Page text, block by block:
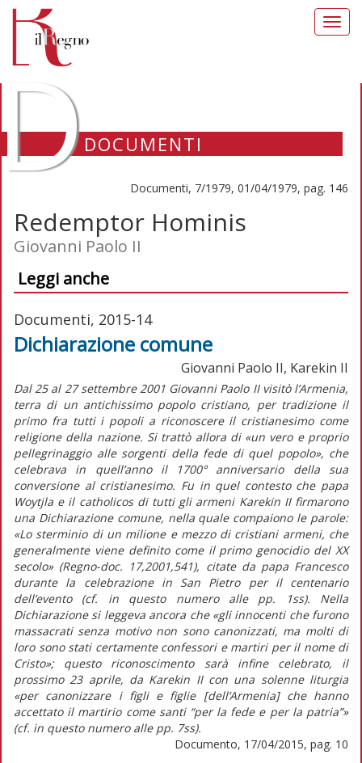
DOCUMENTI
Documenti, 7/1979, 01/04/1979, pag. 146
Redemptor Hominis
Giovanni Paolo II
Leggi anche
Documenti, 2015-14
Dichiarazione comune
Giovanni Paolo II, Karekin II
Dal 25 al 27 settembre 2001 Giovanni Paolo II visitò l’Armenia,
terra di un antichissimo popolo cristiano, per tradizione il
primo fra tutti i popoli a riconoscere il cristianesimo come
religione della nazione. Si trattò allora di «un vero e proprio
pellegrinaggio alle sorgenti della fede di quel popolo», che
celebrava in quell’anno il 1700° anniversario della sua
conversione al cristianesimo. Fu in quel contesto che papa
Woytjla e il catholicos di tutti gli armeni Karekin II firmarono
una Dichiarazione comune, nella quale compaiono le parole:
«Lo sterminio di un milione e mezzo di cristiani armeni, che
generalmente viene definito come il primo genocidio del XX
secolo» (Regno-doc. 17,2001,541), citate da papa Francesco
durante la celebrazione in San Pietro per il centenario
dell’evento (cf. in questo numero alle pp. 1ss). Nella
Dichiarazione si leggeva ancora che «gli innocenti che furono
massacrati senza motivo non sono canonizzati, ma molti di
loro sono stati certamente confessori e martiri per il nome di
Cristo»; questo riconoscimento sarà infine celebrato, il
prossimo 23 aprile, da Karekin II con una solenne liturgia
«per canonizzare i figli e figlie [dell’Armenia] che hanno
accettato il martirio come santi “per la fede e per la patria”»
(cf. in questo numero alle pp. 7ss).
Documento, 17/04/2015, pag. 10